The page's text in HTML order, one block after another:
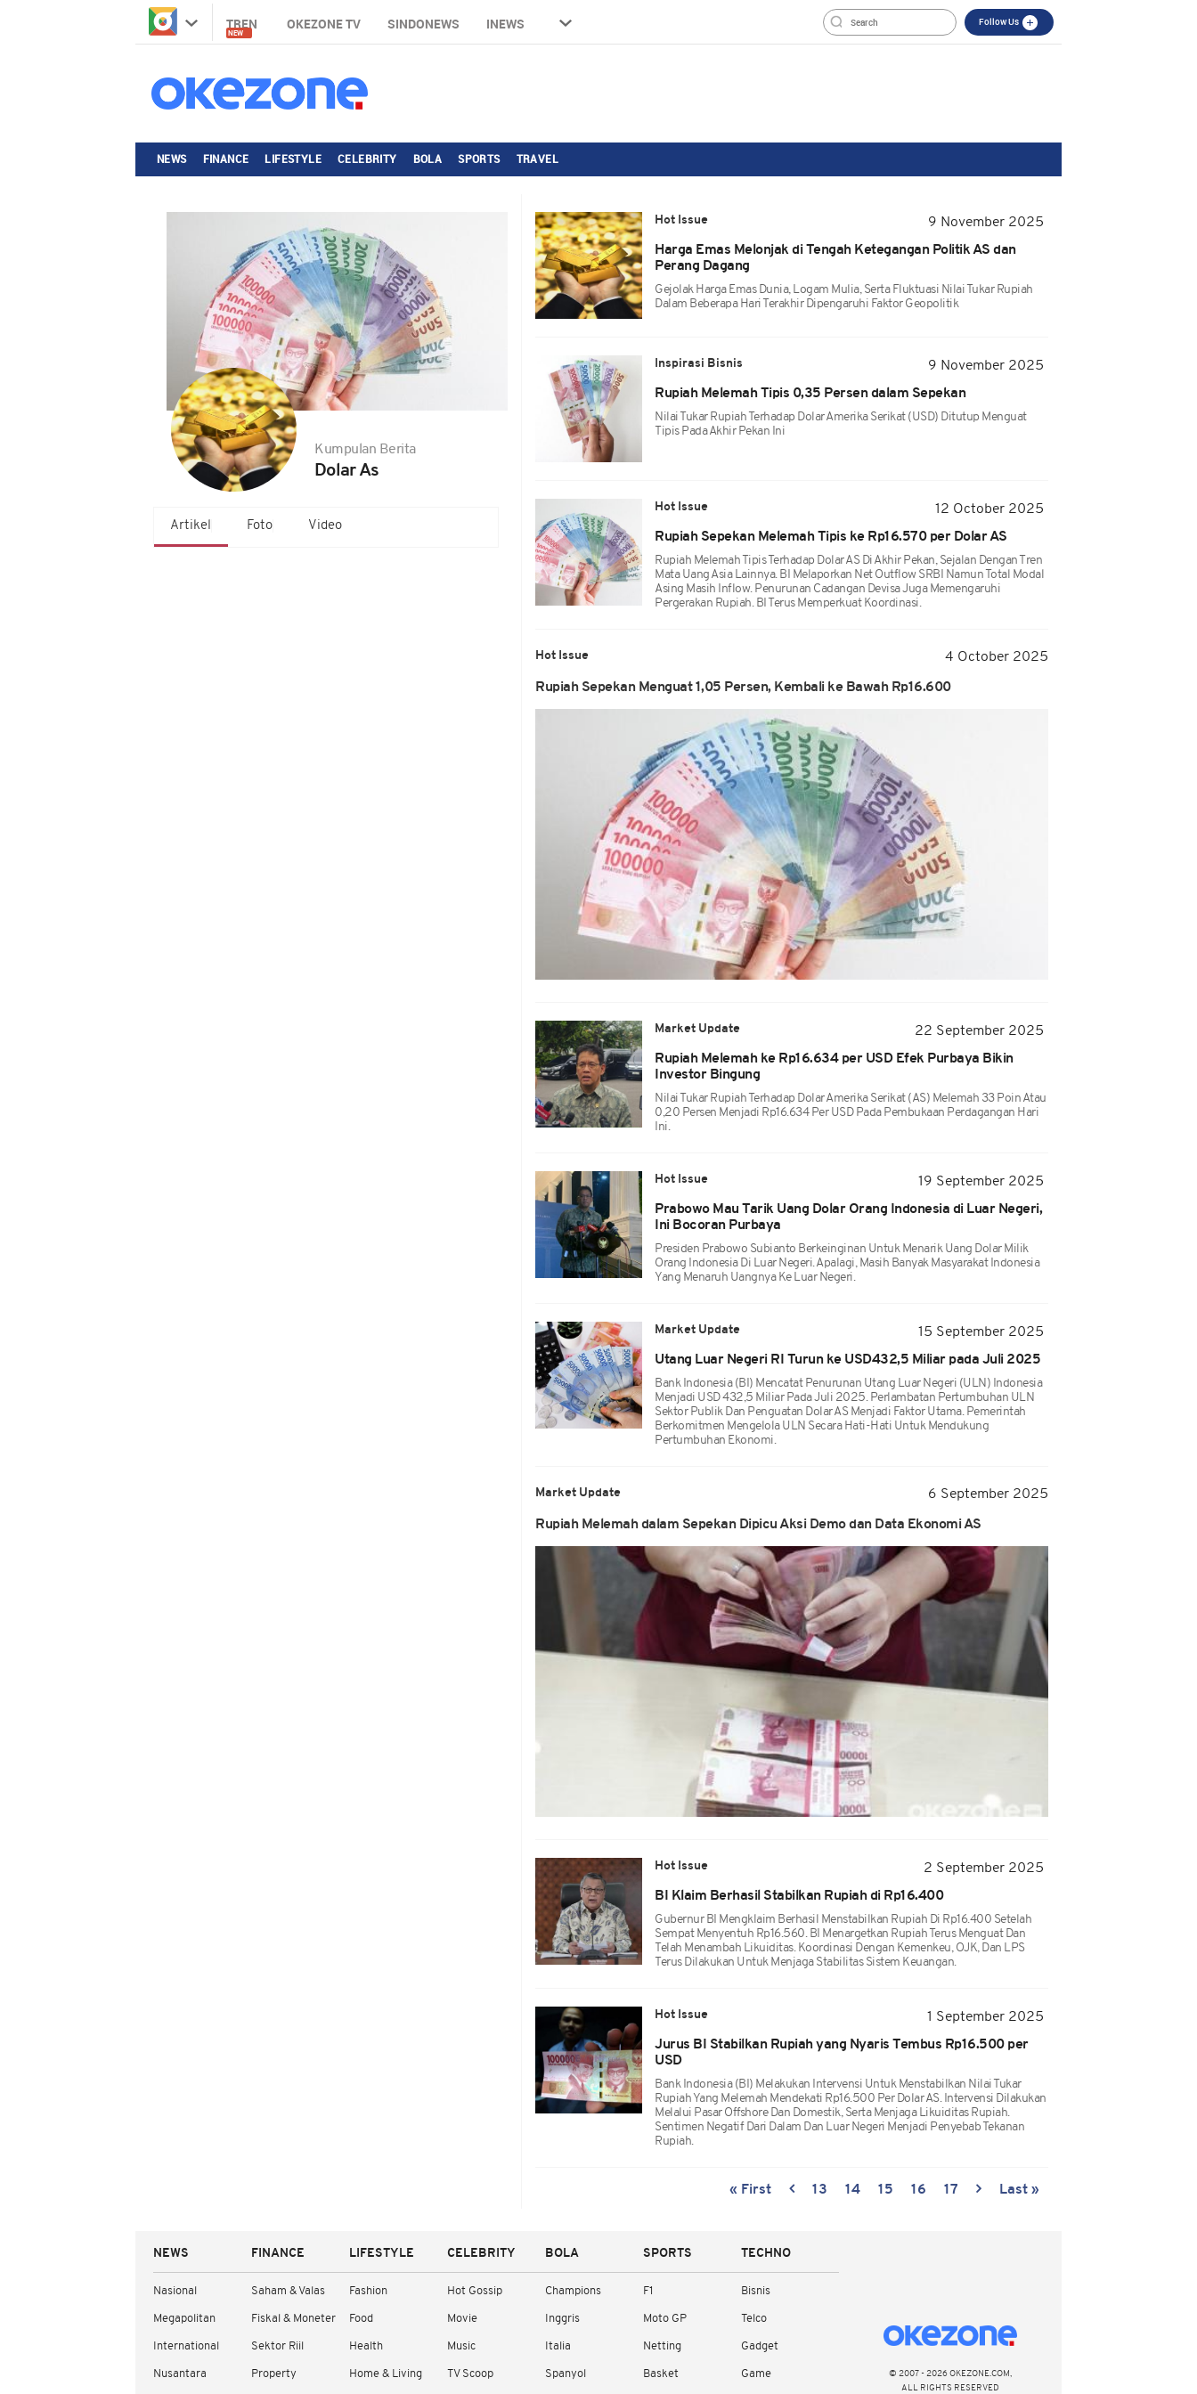
TREN
NEW
OKEZONE TV SINDONEWS INEWS Follow Us
NEWS FINANCE LIFESTYLE CELEBRITY BOLA SPORTS TRAVEL
Kumpulan Berita
Dolar As
Artikel Foto Video
Hot Issue
9 November 2025
Harga Emas Melonjak di Tengah Ketegangan Politik AS dan
Perang Dagang
Gejolak Harga Emas Dunia, Logam Mulia, Serta Fluktuasi Nilai Tukar Rupiah
Dalam Beberapa Hari Terakhir Dipengaruhi Faktor Geopolitik
Inspirasi Bisnis
9 November 2025
Rupiah Melemah Tipis 0,35 Persen dalam Sepekan
Nilai Tukar Rupiah Terhadap Dolar Amerika Serikat (USD) Ditutup Menguat
Tipis Pada Akhir Pekan Ini
Hot Issue
12 October 2025
Rupiah Sepekan Melemah Tipis ke Rp16.570 per Dolar AS
Rupiah Melemah Tipis Terhadap Dolar AS Di Akhir Pekan, Sejalan Dengan Tren
Mata Uang Asia Lainnya. BI Melaporkan Net Outflow SRBI Namun Total Modal
Asing Masih Inflow. Penurunan Cadangan Devisa Juga Memengaruhi
Pergerakan Rupiah. BI Terus Memperkuat Koordinasi.
Hot Issue 4 October 2025
Rupiah Sepekan Menguat 1,05 Persen, Kembali ke Bawah Rp16.600
Market Update
22 September 2025
Rupiah Melemah ke Rp16.634 per USD Efek Purbaya Bikin
Investor Bingung
Nilai Tukar Rupiah Terhadap Dolar Amerika Serikat (AS) Melemah 33 Poin Atau
0,20 Persen Menjadi Rp16.634 Per USD Pada Pembukaan Perdagangan Hari
Ini.
Hot Issue
19 September 2025
Prabowo Mau Tarik Uang Dolar Orang Indonesia di Luar Negeri,
Ini Bocoran Purbaya
Presiden Prabowo Subianto Berkeinginan Untuk Menarik Uang Dolar Milik
Orang Indonesia Di Luar Negeri. Apalagi, Masih Banyak Masyarakat Indonesia
Yang Menaruh Uangnya Ke Luar Negeri.
Market Update
15 September 2025
Utang Luar Negeri RI Turun ke USD432,5 Miliar pada Juli 2025
Bank Indonesia (BI) Mencatat Penurunan Utang Luar Negeri (ULN) Indonesia
Menjadi USD 432,5 Miliar Pada Juli 2025. Perlambatan Pertumbuhan ULN
Sektor Publik Dan Penguatan Dolar AS Menjadi Faktor Utama. Pemerintah
Berkomitmen Mengelola ULN Secara Hati-Hati Untuk Mendukung
Pertumbuhan Ekonomi.
Market Update 6 September 2025
Rupiah Melemah dalam Sepekan Dipicu Aksi Demo dan Data Ekonomi AS
Hot Issue
2 September 2025
BI Klaim Berhasil Stabilkan Rupiah di Rp16.400
Gubernur BI Mengklaim Berhasil Menstabilkan Rupiah Di Rp16.400 Setelah
Sempat Menyentuh Rp16.560. BI Menargetkan Rupiah Terus Menguat Dan
Telah Menambah Likuiditas. Koordinasi Dengan Kemenkeu, OJK, Dan LPS
Terus Dilakukan Untuk Menjaga Stabilitas Sistem Keuangan.
Hot Issue
1 September 2025
Jurus BI Stabilkan Rupiah yang Nyaris Tembus Rp16.500 per
USD
Bank Indonesia (BI) Melakukan Intervensi Untuk Menstabilkan Nilai Tukar
Rupiah Yang Melemah Mendekati Rp16.500 Per Dolar AS. Intervensi Dilakukan
Melalui Pasar Offshore Dan Domestik, Serta Menjaga Likuiditas Rupiah.
Sentimen Negatif Dari Dalam Dan Luar Negeri Menjadi Penyebab Tekanan
Rupiah.
« First 13 14 15 16 17 Last »
NEWS
Nasional
Megapolitan
International
Nusantara
FINANCE
Saham & Valas
Fiskal & Moneter
Sektor Riil
Property
LIFESTYLE
Fashion
Food
Health
Home & Living
CELEBRITY
Hot Gossip
Movie
Music
TV Scoop
BOLA
Champions
Inggris
Italia
Spanyol
SPORTS
F1
Moto GP
Netting
Basket
TECHNO
Bisnis
Telco
Gadget
Game
© 2007 - 2026 OKEZONE.COM,
ALL RIGHTS RESERVED